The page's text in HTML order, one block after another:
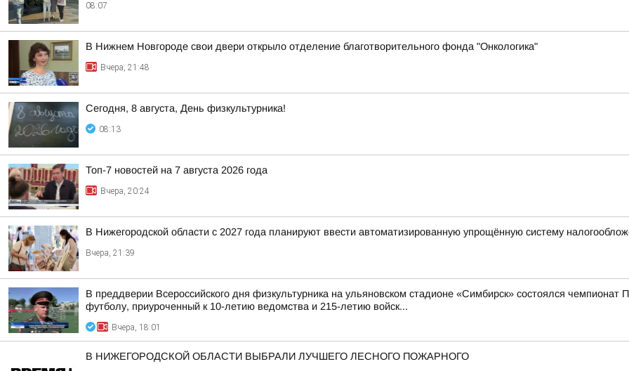
08:07
В Нижнем Новгороде свои двери открыло отделение благотворительного фонда "Онкологика"
Вчера, 21:48
Сегодня, 8 августа, День физкультурника!
08:13
Топ-7 новостей на 7 августа 2026 года
Вчера, 20:24
В Нижегородской области с 2027 года планируют ввести автоматизированную упрощённую систему
Вчера, 21:39
В преддверии Всероссийского дня физкультурника на ульяновском стадионе «Симбирск» состоялся чемпионат
футболу, приуроченный к 10-летию ведомства и 215-летию войск...
Вчера, 18:01
В НИЖЕГОРОДСКОЙ ОБЛАСТИ ВЫБРАЛИ ЛУЧШЕГО ЛЕСНОГО ПОЖАРНОГО